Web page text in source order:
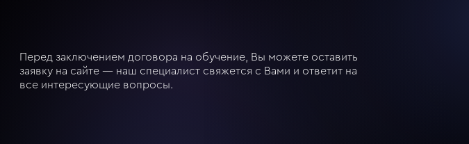
Перед заключением договора на обучение, Вы можете оставить
заявку на сайте — наш специалист свяжется с Вами и ответит на
все интересующие вопросы.